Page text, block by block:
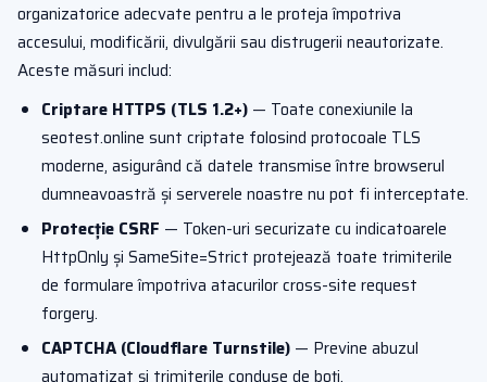
organizatorice adecvate pentru a le proteja împotriva
accesului, modificării, divulgării sau distrugerii neautorizate.
Aceste măsuri includ:
Criptare HTTPS (TLS 1.2+) — Toate conexiunile la
seotest.online sunt criptate folosind protocoale TLS
moderne, asigurând că datele transmise între browserul
dumneavoastră și serverele noastre nu pot fi interceptate.
Protecție CSRF — Token-uri securizate cu indicatoarele
HttpOnly și SameSite=Strict protejează toate trimiterile
de formulare împotriva atacurilor cross-site request
forgery.
CAPTCHA (Cloudflare Turnstile) — Previne abuzul
automatizat și trimiterile conduse de boți.